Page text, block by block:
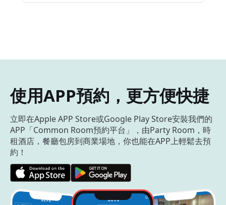
使用APP預約，更方便快捷
立即在Apple APP Store或Google Play Store安裝我們的
APP「Common Room預約平台」，由Party Room，時
租酒店，餐廳包房到商業場地，你也能在APP上輕鬆去預
約！